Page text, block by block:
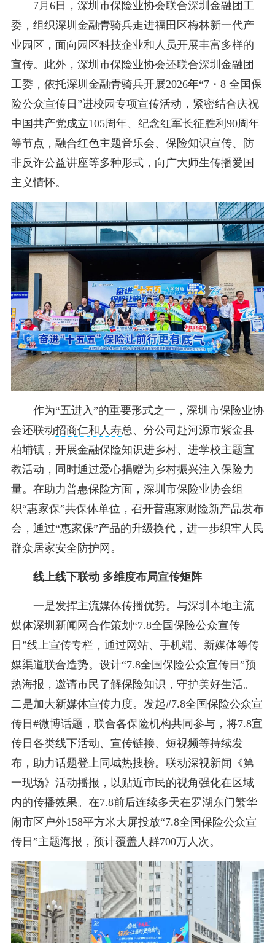
7月6日，深圳市保险业协会联合深圳金融团工
委，组织深圳金融青骑兵走进福田区梅林新一代产
业园区，面向园区科技企业和人员开展丰富多样的
宣传。此外，深圳市保险业协会还联合深圳金融团
工委，依托深圳金融青骑兵开展2026年“7・8 全国保
险公众宣传日”进校园专项宣传活动，紧密结合庆祝
中国共产党成立105周年、纪念红军长征胜利90周年
等节点，融合红色主题音乐会、保险知识宣传、防
非反诈公益讲座等多种形式，向广大师生传播爱国
主义情怀。
作为“五进入”的重要形式之一，深圳市保险业协
会还联动招商仁和人寿总、分公司赴河源市紫金县
柏埔镇，开展金融保险知识进乡村、进学校主题宣
教活动，同时通过爱心捐赠为乡村振兴注入保险力
量。在助力普惠保险方面，深圳市保险业协会组
织“惠家保”共保体单位，召开普惠家财险新产品发布
会，通过“惠家保”产品的升级换代，进一步织牢人民
群众居家安全防护网。
线上线下联动 多维度布局宣传矩阵
一是发挥主流媒体传播优势。与深圳本地主流
媒体深圳新闻网合作策划“7.8全国保险公众宣传
日”线上宣传专栏，通过网站、手机端、新媒体等传
媒渠道联合造势。设计“7.8全国保险公众宣传日”预
热海报，邀请市民了解保险知识，守护美好生活。
二是加大新媒体宣传力度。发起#7.8全国保险公众宣
传日#微博话题，联合各保险机构共同参与，将7.8宣
传日各类线下活动、宣传链接、短视频等持续发
布，助力话题登上同城热搜榜。联动深视新闻《第
一现场》活动播报，以贴近市民的视角强化在区域
内的传播效果。在7.8前后连续多天在罗湖东门繁华
闹市区户外158平方米大屏投放“7.8全国保险公众宣
传日”主题海报，预计覆盖人群700万人次。